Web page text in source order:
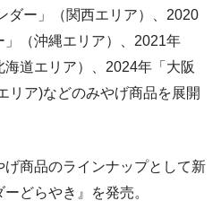
ダー」（関西エリア）、2020
（沖縄エリア）、2021年
海道エリア）、2024年「大阪
リア)などのみやげ商品を展開
商品のラインナップとして新
どらやき』を発売。